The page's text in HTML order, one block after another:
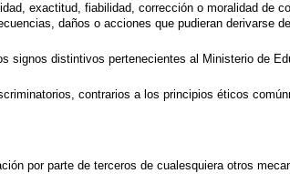
exactitud, fiabilidad, corrección o moralidad de
daños o acciones que pudieran derivarse
signos distintivos pertenecientes al Ministerio de
contrarios a los principios éticos
por parte de terceros de cualesquiera otros